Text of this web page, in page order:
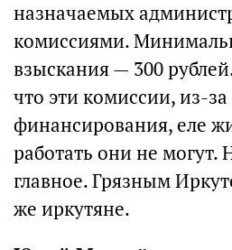
назначаемых
комиссиями.
взыскания — 300
что эти комиссии, из-за
финансирования, еле
работать они не могут.
главное. Грязным
же иркутяне.